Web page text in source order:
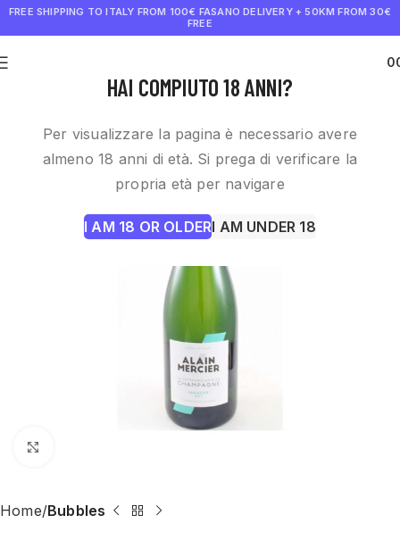
HAI COMPIUTO 18 ANNI?
Per visualizzare la pagina è necessario avere
almeno 18 anni di età. Si prega di verificare la
propria età per navigare
I AM 18 OR OLDERI AM UNDER 18
FREE SHIPPING TO ITALY FROM 100€ FASANO DELIVERY + 50KM FROM 30€
FREE
Home Bubbles